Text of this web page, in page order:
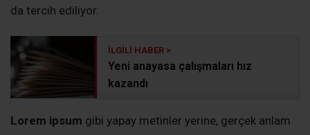
da tercih ediliyor.
Yeni anayasa çalışmaları hız
kazandı
Lorem ipsum gibi yapay metinler yerine, gerçek anlam